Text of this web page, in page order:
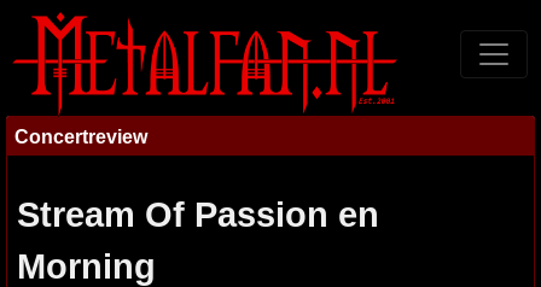
Concertreview
Stream Of Passion en
Morning